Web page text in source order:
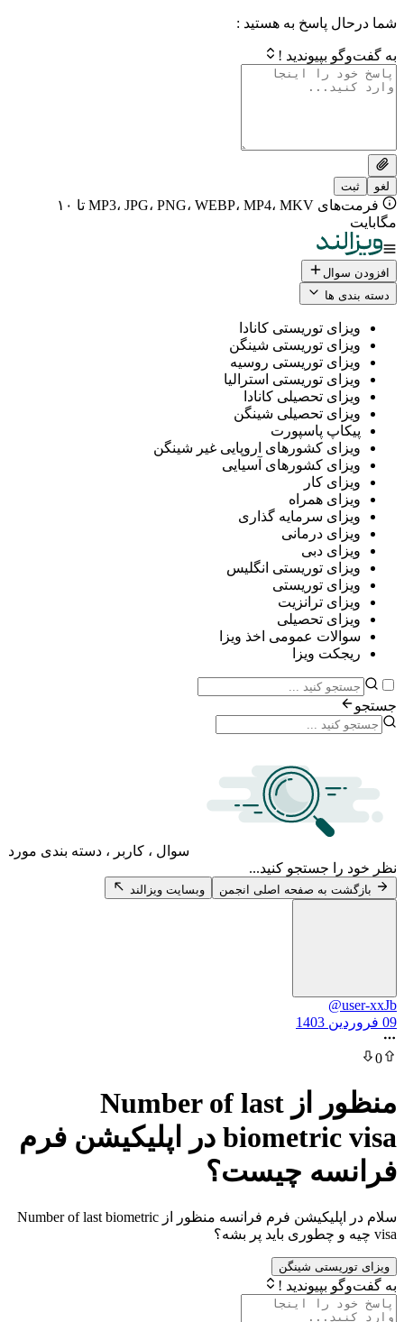
پاسخ به هستید :
!
فرمت‌های MP3، JPG، PNG، WEBP، MP4، MKV تا ۱۰
ها
توریستی کانادا
توریستی شینگن
توریستی روسیه
توریستی استرالیا
تحصیلی کانادا
تحصیلی شینگن
پاسپورت
کشورهای اروپایی غیر شینگن
کشورهای آسیایی
کار
همراه
سرمایه گذاری
درمانی
دبی
توریستی انگلیس
توریستی
ترانزیت
تحصیلی
عمومی اخذ ویزا
ویزا
سوال ، کاربر ، دسته بندی مورد
جستجو کنید...
به صفحه اصلی انجمن وبسایت ویزالند
منظور از Number of last
biometric visa در اپلیکیشن فرم
چیست؟
سلام در اپلیکیشن فرم فرانسه منظور از Number of last biometric
شینگن
!